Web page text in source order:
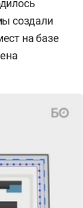
создали
на базе